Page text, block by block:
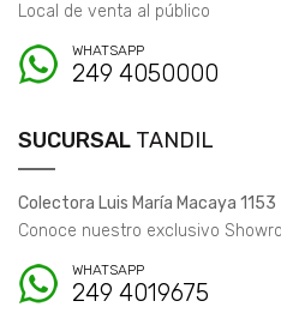
Local de venta al público
WHATSAPP
249 4050000
SUCURSAL TANDIL
Colectora Luis María Macaya 1153
Conoce nuestro exclusivo
WHATSAPP
249 4019675